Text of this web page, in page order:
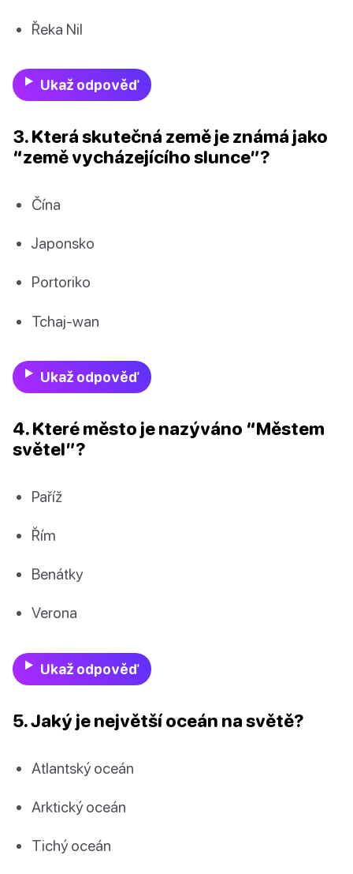
Řeka Nil
Ukaž odpověď
3. Která skutečná země je známá jako
“země vycházejícího slunce”?
Čína
Japonsko
Portoriko
Tchaj-wan
Ukaž odpověď
4. Které město je nazýváno “Městem
světel”?
Paříž
Řím
Benátky
Verona
Ukaž odpověď
5. Jaký je největší oceán na světě?
Atlantský oceán
Arktický oceán
Tichý oceán